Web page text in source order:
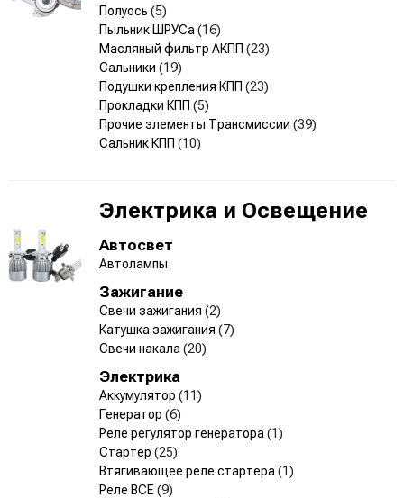
Полуось (5)
Пыльник ШРУСа (16)
Масляный фильтр АКПП (23)
Сальники (19)
Подушки крепления КПП (23)
Прокладки КПП (5)
Прочие элементы Трансмиссии (39)
Сальник КПП (10)
Электрика и Освещение
Автосвет
Автолампы
Зажигание
Свечи зажигания (2)
Катушка зажигания (7)
Свечи накала (20)
Электрика
Аккумулятор (11)
Генератор (6)
Реле регулятор генератора (1)
Стартер (25)
Втягивающее реле стартера (1)
Реле ВСЕ (9)